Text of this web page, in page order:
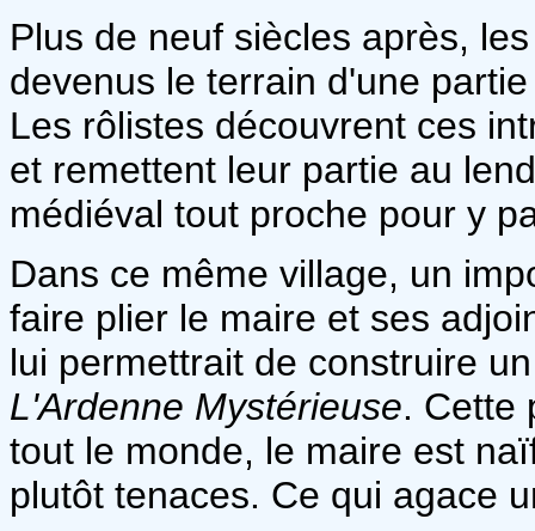
Plus de neuf siècles après,
devenus le terrain d'une
Les rôlistes découvrent ces
et remettent leur partie au
médiéval tout proche pour y
Dans ce même village, un
faire plier le maire et ses
lui permettrait de construire
L'Ardenne Mystérieuse. Cette
tout le monde, le maire est
plutôt tenaces. Ce qui agace